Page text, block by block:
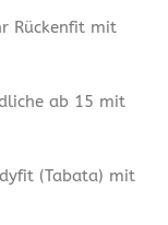
Rückenfit mit
ab 15 mit
(Tabata) mit